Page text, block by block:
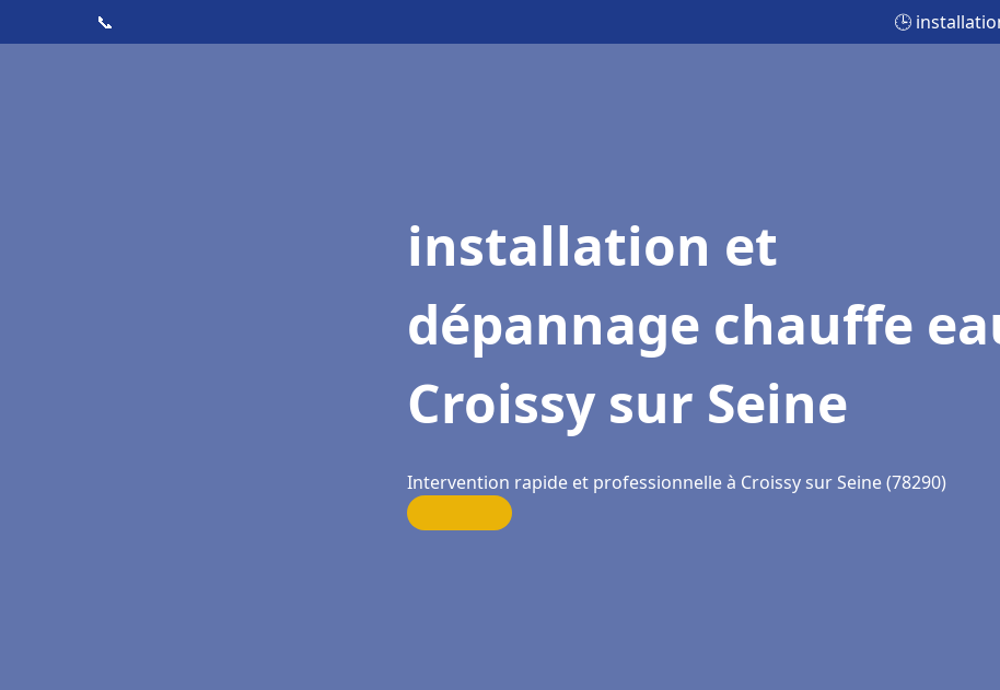
📞 🕒
installation et
dépannage chauffe
Croissy sur Seine
Intervention rapide et professionnelle à Croissy sur Seine (78290)